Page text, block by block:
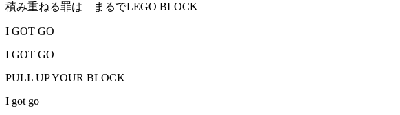
積み重ねる罪は まるでLEGO BLOCK
I GOT GO
I GOT GO
PULL UP YOUR BLOCK
I got go